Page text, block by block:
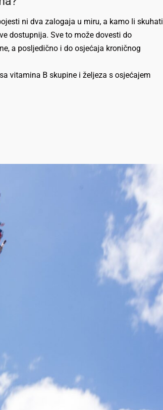
ni dva zalogaja u miru, a kamo li skuhati
dostupnija. Sve to može dovesti do
a posljedično i do osjećaja kroničnog
vitamina B skupine i željeza s osjećajem